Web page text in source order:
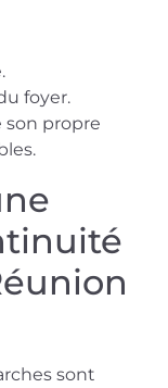
foyer.
son propre
sont